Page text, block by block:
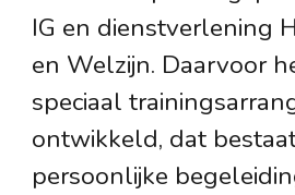
IG en dienstverlening
en Welzijn. Daarvoor
speciaal
ontwikkeld, dat
persoonlijke